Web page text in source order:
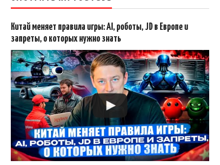
Китай меняет правила игры: AI, роботы, JD в Европе и
запреты, о которых нужно знать